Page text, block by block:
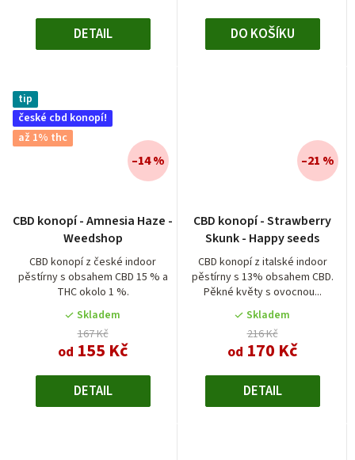
DETAIL DO KOŠÍKU
tip
české cbd konopí!
až 1% thc
CBD konopí - Amnesia Haze -
Weedshop
CBD konopí z české indoor
pěstírny s obsahem CBD 15 % a
THC okolo 1 %.
hodnocení
produktu
je
5,0
z
5
hvězdiček.
Skladem
167 Kč
od 155 Kč
–14 %
DETAIL
CBD konopí - Strawberry
Skunk - Happy seeds
CBD konopí z italské indoor
pěstírny s 13% obsahem CBD.
Pěkné květy s ovocnou...
Skladem
216 Kč
od 170 Kč
–21 %
DETAIL